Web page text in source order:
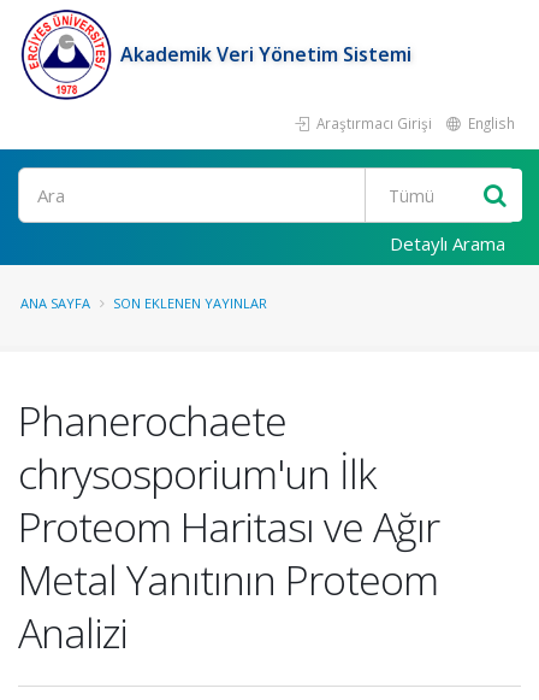
Akademik Veri Yönetim Sistemi
Araştırmacı Girişi English
Ara
Detaylı Arama
ANA SAYFA SON EKLENEN YAYINLAR
Phanerochaete
chrysosporium'un İlk
Proteom Haritası ve Ağır
Metal Yanıtının Proteom
Analizi